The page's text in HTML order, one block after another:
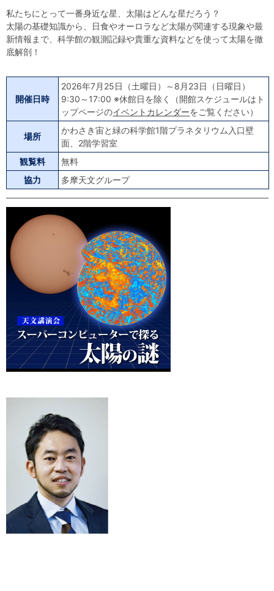
青少年科学館運営基本計画
年報
事業評価
議事録
研究資料
研究の紹介
川崎市自然環境調査報告
図録
紀要
年報
出版物
生田緑地の植物
お問い合わせ
私たちにとって一番身近な星、太陽はどんな星だろう？
太陽の基礎知識から、日食やオーロラなど太陽が関連する現象や最
新情報まで、科学館の観測記録や貴重な資料などを使って太陽を徹
底解剖！
開催日時
2026年7月25日（土曜日）～8月23日（日曜日）
9:30～17:00 ※休館日を除く（開館スケジュールはト
ップページのイベントカレンダーをご覧ください）
場所
かわさき宙と緑の科学館1階プラネタリウム入口壁
面、2階学習室
観覧料
無料
協力
多摩天文グループ